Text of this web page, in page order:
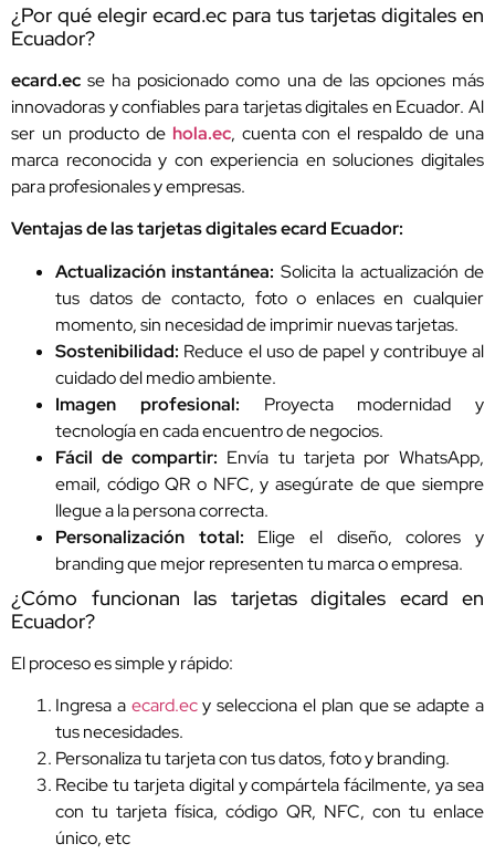
¿Por qué elegir ecard.ec para tus tarjetas digitales en
Ecuador?
ecard.ec se ha posicionado como una de las opciones más
innovadoras y confiables para tarjetas digitales en Ecuador. Al
ser un producto de hola.ec, cuenta con el respaldo de una
marca reconocida y con experiencia en soluciones digitales
para profesionales y empresas.
Ventajas de las tarjetas digitales ecard Ecuador:
Actualización instantánea: Solicita la actualización de
tus datos de contacto, foto o enlaces en cualquier
momento, sin necesidad de imprimir nuevas tarjetas.
Sostenibilidad: Reduce el uso de papel y contribuye al
cuidado del medio ambiente.
Imagen profesional: Proyecta modernidad y
tecnología en cada encuentro de negocios.
Fácil de compartir: Envía tu tarjeta por WhatsApp,
email, código QR o NFC, y asegúrate de que siempre
llegue a la persona correcta.
Personalización total: Elige el diseño, colores y
branding que mejor representen tu marca o empresa.
¿Cómo funcionan las tarjetas digitales ecard en
Ecuador?
El proceso es simple y rápido:
Ingresa a ecard.ecy selecciona el plan que se adapte a
tus necesidades.
Personaliza tu tarjeta con tus datos, foto y branding.
Recibe tu tarjeta digital y compártela fácilmente, ya sea
con tu tarjeta física, código QR, NFC, con tu enlace
único, etc